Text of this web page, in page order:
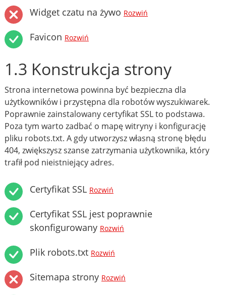
Widget czatu na żywo Rozwiń
Favicon Rozwiń
1.3 Konstrukcja strony
Strona internetowa powinna być bezpieczna dla
użytkowników i przystępna dla robotów wyszukiwarek.
Poprawnie zainstalowany certyfikat SSL to podstawa.
Poza tym warto zadbać o mapę witryny i konfigurację
pliku robots.txt. A gdy utworzysz własną stronę błędu
404, zwiększysz szanse zatrzymania użytkownika, który
trafił pod nieistniejący adres.
Certyfikat SSL Rozwiń
Certyfikat SSL jest poprawnie
skonfigurowany Rozwiń
Plik robots.txt Rozwiń
Sitemapa strony Rozwiń